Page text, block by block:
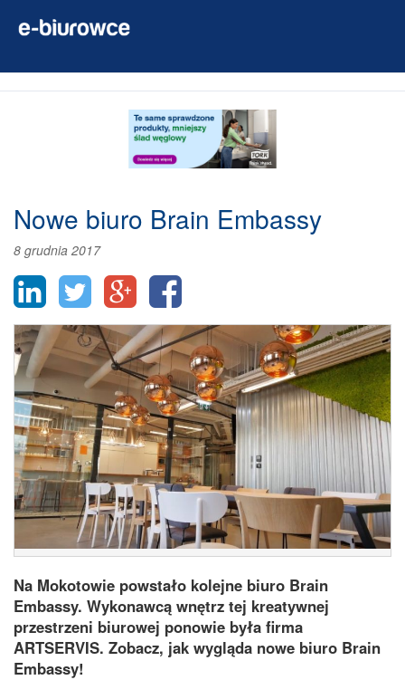
Nowe biuro Brain Embassy
8 grudnia 2017
Na Mokotowie powstało kolejne biuro Brain
Embassy. Wykonawcą wnętrz tej kreatywnej
przestrzeni biurowej ponowie była firma
ARTSERVIS. Zobacz, jak wygląda nowe biuro Brain
Embassy!